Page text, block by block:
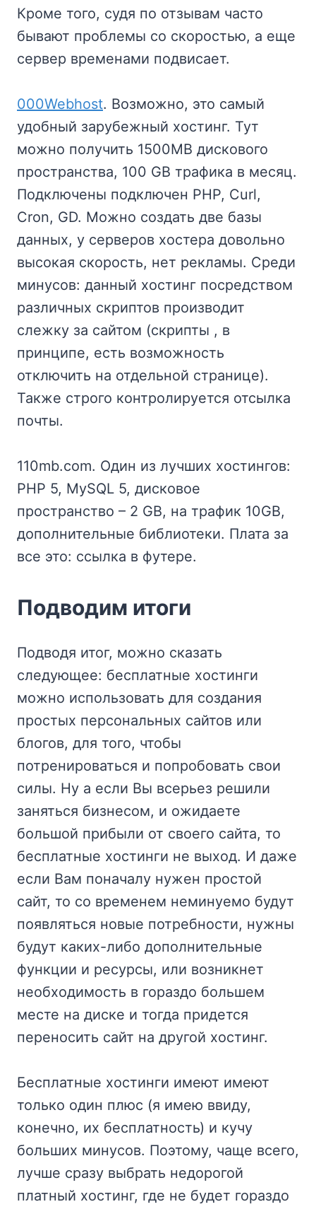
Кроме того, судя по отзывам часто
бывают проблемы со скоростью, а еще
сервер временами подвисает.
000Webhost. Возможно, это самый
удобный зарубежный хостинг. Тут
можно получить 1500MB дискового
пространства, 100 GB трафика в месяц.
Подключены подключен PHP, Curl,
Cron, GD. Можно создать две базы
данных, у серверов хостера довольно
высокая скорость, нет рекламы. Среди
минусов: данный хостинг посредством
различных скриптов производит
слежку за сайтом (скрипты , в
принципе, есть возможность
отключить на отдельной странице).
Также строго контролируется отсылка
почты.
110mb.com. Один из лучших хостингов:
PHP 5, MySQL 5, дисковое
пространство – 2 GB, на трафик 10GB,
дополнительные библиотеки. Плата за
все это: ссылка в футере.
Подводим итоги
Подводя итог, можно сказать
следующее: бесплатные хостинги
можно использовать для создания
простых персональных сайтов или
блогов, для того, чтобы
потренироваться и попробовать свои
силы. Ну а если Вы всерьез решили
заняться бизнесом, и ожидаете
большой прибыли от своего сайта, то
бесплатные хостинги не выход. И даже
если Вам поначалу нужен простой
сайт, то со временем неминуемо будут
появляться новые потребности, нужны
будут каких-либо дополнительные
функции и ресурсы, или возникнет
необходимость в гораздо большем
месте на диске и тогда придется
переносить сайт на другой хостинг.
Бесплатные хостинги имеют имеют
только один плюс (я имею ввиду,
конечно, их бесплатность) и кучу
больших минусов. Поэтому, чаще всего,
лучше сразу выбрать недорогой
платный хостинг, где не будет гораздо